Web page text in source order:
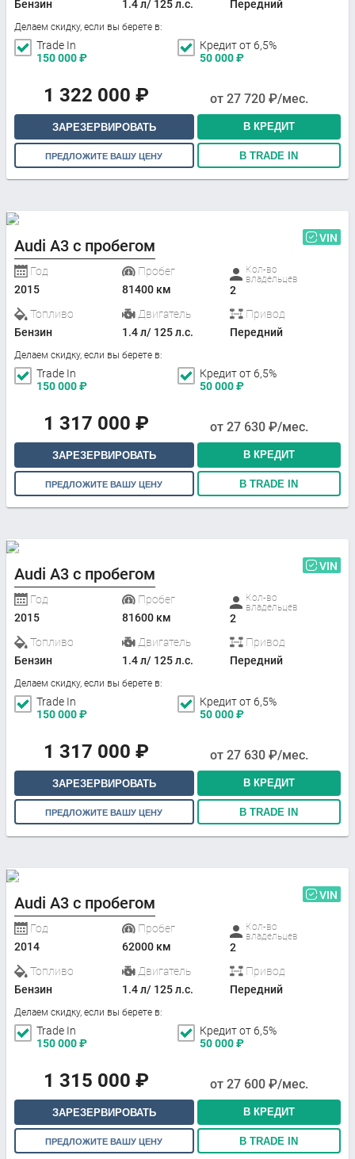
Бензин
1.4 л/ 125 л.с.
Передний
Делаем скидку, если вы берете в:
Trade In
150 000₽
Кредит от 6,5%
50 000₽
1 322 000 ₽ от 27 720 ₽/мес.
ЗАРЕЗЕРВИРОВАТЬ В КРЕДИТ
ПРЕДЛОЖИТЕ ВАШУ ЦЕНУ В TRADE IN
Audi A3 с пробегом VIN
Год
2015
Пробег
81400 км
Кол-во
владельцев
2
Топливо
Бензин
Двигатель
1.4 л/ 125 л.с.
Привод
Передний
Делаем скидку, если вы берете в:
Trade In
150 000₽
Кредит от 6,5%
50 000₽
1 317 000 ₽ от 27 630 ₽/мес.
ЗАРЕЗЕРВИРОВАТЬ В КРЕДИТ
ПРЕДЛОЖИТЕ ВАШУ ЦЕНУ В TRADE IN
Audi A3 с пробегом VIN
Год
2015
Пробег
81600 км
Кол-во
владельцев
2
Топливо
Бензин
Двигатель
1.4 л/ 125 л.с.
Привод
Передний
Делаем скидку, если вы берете в:
Trade In
150 000₽
Кредит от 6,5%
50 000₽
1 317 000 ₽ от 27 630 ₽/мес.
ЗАРЕЗЕРВИРОВАТЬ В КРЕДИТ
ПРЕДЛОЖИТЕ ВАШУ ЦЕНУ В TRADE IN
Audi A3 с пробегом VIN
Год
2014
Пробег
62000 км
Кол-во
владельцев
2
Топливо
Бензин
Двигатель
1.4 л/ 125 л.с.
Привод
Передний
Делаем скидку, если вы берете в:
Trade In
150 000₽
Кредит от 6,5%
50 000₽
1 315 000 ₽ от 27 600 ₽/мес.
ЗАРЕЗЕРВИРОВАТЬ В КРЕДИТ
ПРЕДЛОЖИТЕ ВАШУ ЦЕНУ В TRADE IN